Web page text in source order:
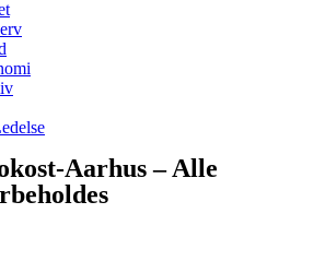
Aarhus – Alle